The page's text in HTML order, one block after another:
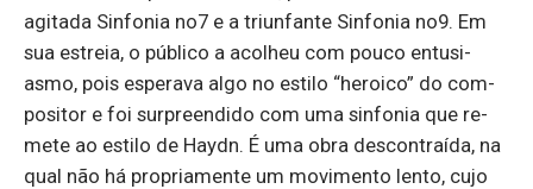
agi­tada Sin­fonia no7 e a triun­fante Sin­fonia no9. Em
sua es­treia, o pú­blico a aco­lheu com pouco en­tu­si­
asmo, pois es­pe­rava algo no es­tilo “he­roico” do com­
po­sitor e foi sur­pre­en­dido com uma sin­fonia que re­
mete ao es­tilo de Haydn. É uma obra des­con­traída, na
qual não há pro­pri­a­mente um mo­vi­mento lento, cujo